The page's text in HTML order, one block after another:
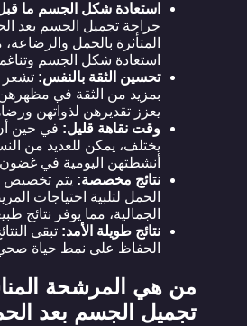
استعادة شكل الجسم ما
جراحة تجميل الجسم بعد
المتأثرة بالحمل
استعادة شكل الجسم
تحسين الثقة بالنفس: تشعر
بمزيد من الثقة في مظهرهن
يعزز تقديرهن لذواتهن
وقت نقاهة قليل: في حين
يختلف، يمكن للعديد من
أنشطتهن اليومية في غضون
نتائج مخصصة: يتم تخصيص
الحمل لتلبية احتياجات
الجمالية، مما يوفر نتائج
نتائج طويلة الأمد: تبقى
الحفاظ على نمط حياة
من هي المرشحة
تجميل الجسم بعد